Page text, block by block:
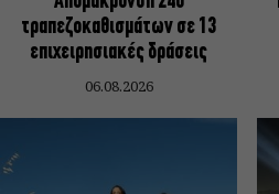
τραπεζοκαθισμάτων σε 13
επιχειρησιακές δράσεις
06.08.2026